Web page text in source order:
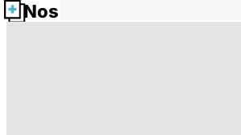
Nos fiches santé